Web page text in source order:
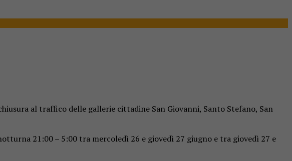
al traffico delle gallerie cittadine San Giovanni, Santo Stefano, San
21:00 – 5:00 tra mercoledì 26 e giovedì 27 giugno e tra giovedì 27 e